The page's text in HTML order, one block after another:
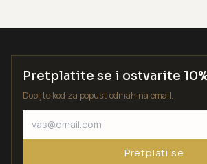
Pretplatite se i ostvarite
Dobijte kod za popust odmah na email.
Pretplati se